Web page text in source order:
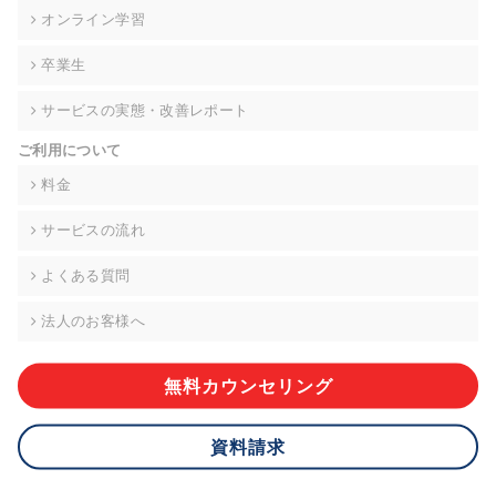
個人情報の開示等(利用目的の通知、開示、内容の訂正・追加・
て、下記の当社問合わせ窓口に申し出ることができます。その
的な期間内に対応いたします。ただし、申請が本人確認が不可
により、ご希望に添えない場合があります。 なお、アクセスロ
グなどの個人情報以外の情報については、原則として開示等は
株式会社div 個人情報問合せ窓口
メールアドレス:privacy_policy@di-v.co.jp
ご本人様が当社に個人情報を提供されるかどうかは任意による
応ができない場合があります。
8.cookieにより取得・分析した情報とその利用について
オンライン学習
卒業生
サービスの実態・改善レポート
ご利用について
料金
サービスの流れ
よくある質問
法人のお客様へ
無料カウンセリング
資料請求